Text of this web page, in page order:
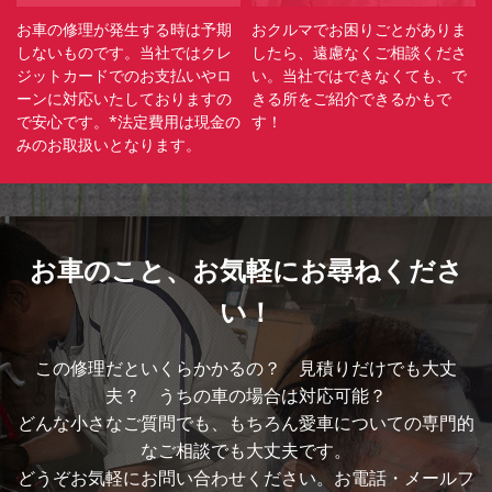
お車の修理が発生する時は予期
しないものです。当社ではクレ
ジットカードでのお支払いやロ
ーンに対応いたしておりますの
で安心です。*法定費用は現金の
みのお取扱いとなります。
おクルマでお困りごとがありま
したら、遠慮なくご相談くださ
い。当社ではできなくても、で
きる所をご紹介できるかもで
す！
お車のこと、 お気軽にお尋ねくださ
い！
この修理だといくらかかるの？ 見積りだけでも大丈
夫？ うちの車の場合は対応可能？
どんな小さなご質問でも、もちろん愛車についての専門的
なご相談でも大丈夫です。
どうぞお気軽にお問い合わせください。お電話・メールフ